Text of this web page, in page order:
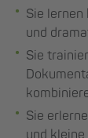
Sie
und
Sie
Sie
und